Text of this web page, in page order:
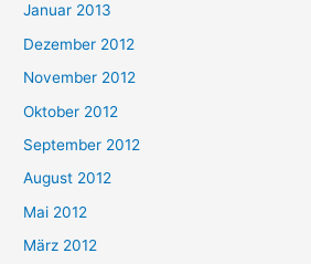
Januar 2013
Dezember 2012
November 2012
Oktober 2012
September 2012
August 2012
Mai 2012
März 2012